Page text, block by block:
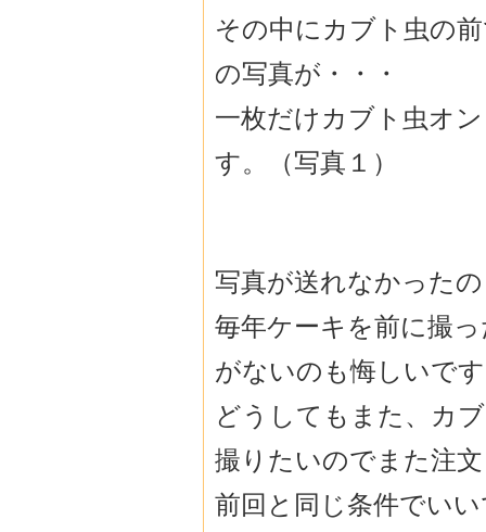
その中にカブト虫の
の写真が・・・
一枚だけカブト虫オ
す。（写真１）
写真が送れなかった
毎年ケーキを前に撮
がないのも悔しいで
どうしてもまた、カ
撮りたいのでまた注
前回と同じ条件でい